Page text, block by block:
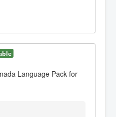
Language Pack for